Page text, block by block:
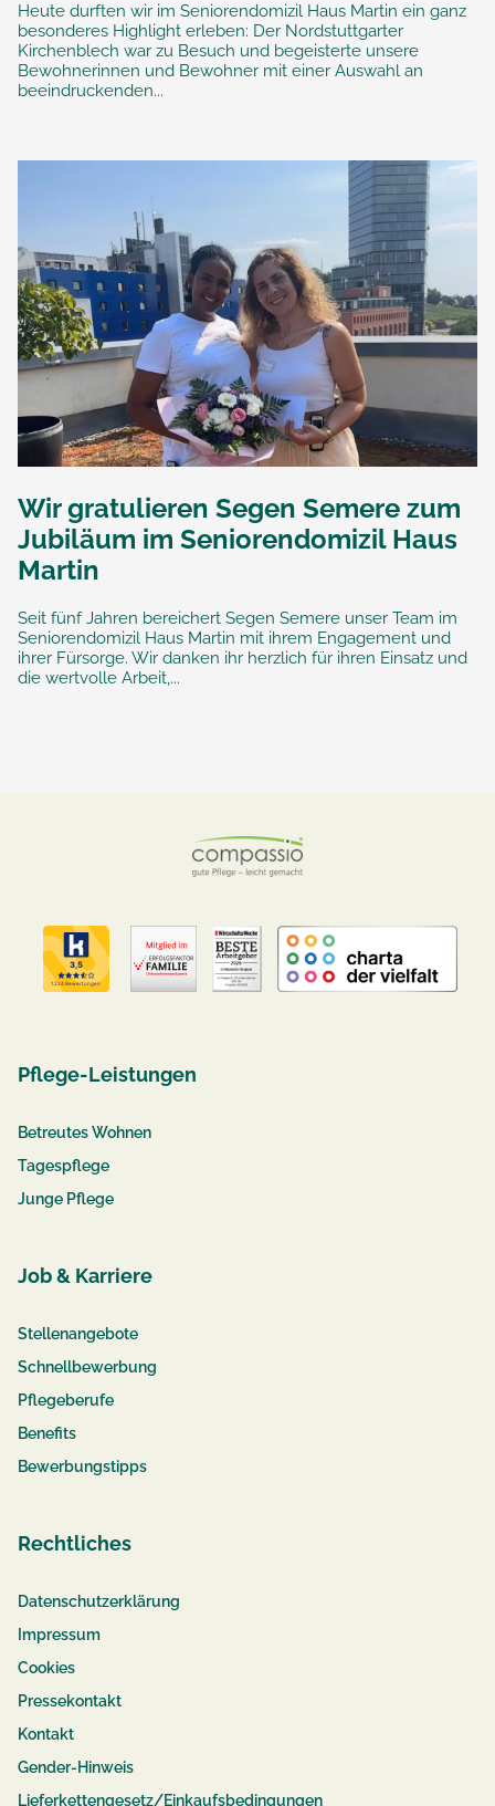
Heute durften wir im Seniorendomizil Haus Martin ein ganz
besonderes Highlight erleben: Der Nordstuttgarter
Kirchenblech war zu Besuch und begeisterte unsere
Bewohnerinnen und Bewohner mit einer Auswahl an
beeindruckenden...
Wir gratulieren Segen Semere zum
Jubiläum im Seniorendomizil Haus
Martin
Seit fünf Jahren bereichert Segen Semere unser Team im
Seniorendomizil Haus Martin mit ihrem Engagement und
ihrer Fürsorge. Wir danken ihr herzlich für ihren Einsatz und
die wertvolle Arbeit,...
Pflege-Leistungen
Betreutes Wohnen
Tagespflege
Junge Pflege
Job & Karriere
Stellenangebote
Schnellbewerbung
Pflegeberufe
Benefits
Bewerbungstipps
Rechtliches
Datenschutzerklärung
Impressum
Cookies
Pressekontakt
Kontakt
Gender-Hinweis
Lieferkettengesetz/Einkaufsbedingungen